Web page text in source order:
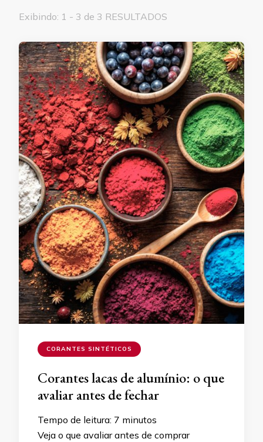
Exibindo: 1 - 3 de 3 RESULTADOS
CORANTES SINTÉTICOS
Corantes lacas de alumínio: o que
avaliar antes de fechar
Tempo de leitura: 7 minutos
Veja o que avaliar antes de comprar